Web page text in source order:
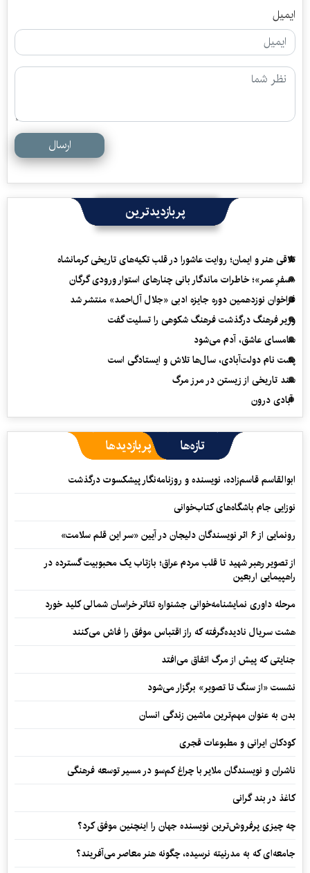
ایمیل
ارسال
پربازدیدترین
تلاقی هنر و ایمان؛ روایت عاشورا در قلب تکیه‌های تاریخی کرمانشاه
«سفرِ عمر»؛ خاطرات ماندگار بانی چنارهای استوار ورودی گرگان
فراخوان نوزدهمین دوره جایزه ادبی «جلال آل‌احمد» منتشر شد
وزیر فرهنگ درگذشت فرهنگ شکوهی را تسلیت گفت
سامسای عاشق، آدم می‌شود
پشت نام دولت‌آبادی، سال‌ها تلاش و ایستادگی است
سند تاریخی از زیستن در مرز مرگ
آبادی درون
تازه‌ها پربازدیدها
ابوالقاسم قاسم‌زاده، نویسنده و روزنامه‌نگار پیشکسوت درگذشت
نوزایی جام باشگاه‌های کتاب‌خوانی
رونمایی از ۶ اثر نویسندگان دلیجان در آیین «سر این قلم سلامت»
از تصویر رهبر شهید تا قلب مردم عراق؛ بازتاب یک محبوبیت گسترده در
راهپیمایی اربعین
مرحله داوری نمایشنامه‌خوانی جشنواره تئاتر خراسان شمالی کلید خورد
هشت سریال نادیده‌گرفته که راز اقتباس موفق را فاش می‌کنند
جنایتی که پیش از مرگ اتفاق می‌افتد
نشست «از سنگ تا تصویر» برگزار می‌شود
بدن به عنوان مهم‌ترین ماشین زندگی انسان
کودکان ایرانی و مطبوعات قجری
ناشران و نویسندگان ملایر با چراغ کم‌سو در مسیر توسعه فرهنگی
کاغذ در بند گرانی
چه چیزی پرفروش‌ترین نویسنده جهان را اینچنین موفق کرد؟
جامعه‌ای که به مدرنیته نرسیده، چگونه هنر معاصر می‌آفریند؟